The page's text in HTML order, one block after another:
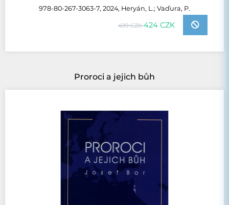
978-80-267-3063-7, 2024, Heryán, L.; Vaďura, P.
499 CZK424 CZK
Proroci a jejich bůh